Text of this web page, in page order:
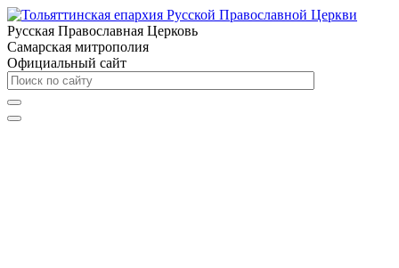
Русская Православная Церковь
Самарская митрополия
Официальный сайт